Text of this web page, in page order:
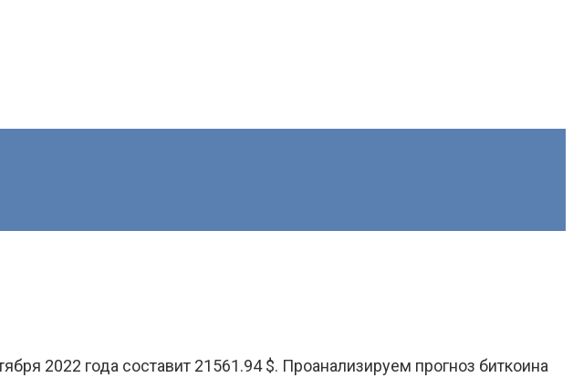
2022 года составит 21561.94 $. Проанализируем прогноз биткоина